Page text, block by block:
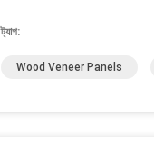
ট্যাগ:
Wood Veneer Panels